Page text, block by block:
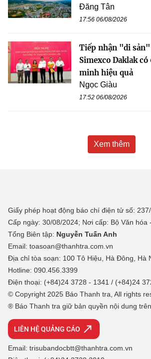
Đăng Tân
17:56 06/08/2026
Tiếp nhận "di
Simexco Daklak
minh hiệu quả
Ngọc Giàu
17:52 06/08/2026
Xem thêm
Giấy phép hoạt động báo chí điện tử số:
Cấp ngày: 30/08/2024; Nơi cấp: Bộ Văn hóa
Tổng Biên tập: Nguyễn Tuấn Anh
Email: toasoan@thanhtra.com.vn
Địa chỉ tòa soạn: 100 Tô Hiệu, Hà Đông, Hà
Hotline: 090.456.3399
Điện thoại: (+84)24 3728 - 1341 / (+84)24
© Copyright 2025 Báo Thanh tra, All rights
® Báo Thanh tra giữ bản quyền nội dung
LIÊN HỆ QUẢNG CÁO
Email: trisubandocbtt@thanhtra.com.vn